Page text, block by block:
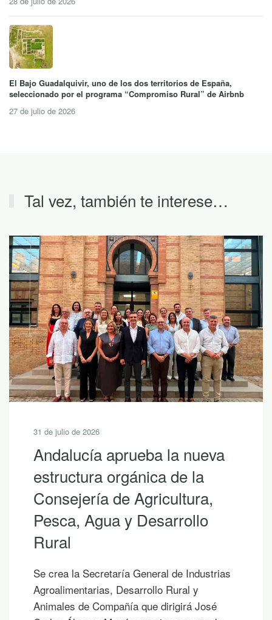
El Bajo Guadalquivir, uno de los dos territorios de España,
seleccionado por el programa “Compromiso Rural” de Airbnb
27 de julio de 2026
Tal vez, también te interese…
30 de julio de 2026
10 lecturas de verano para
descubrir la riqueza de
Andalucía con LEADER
Si hoy es uno de esos días prometedores en
los que ya empiezas a saborear y planificar
publicaciones para leer junto al mar, bajo la
sombra de un árbol o mientras contemplas
un atardecer en la montaña.